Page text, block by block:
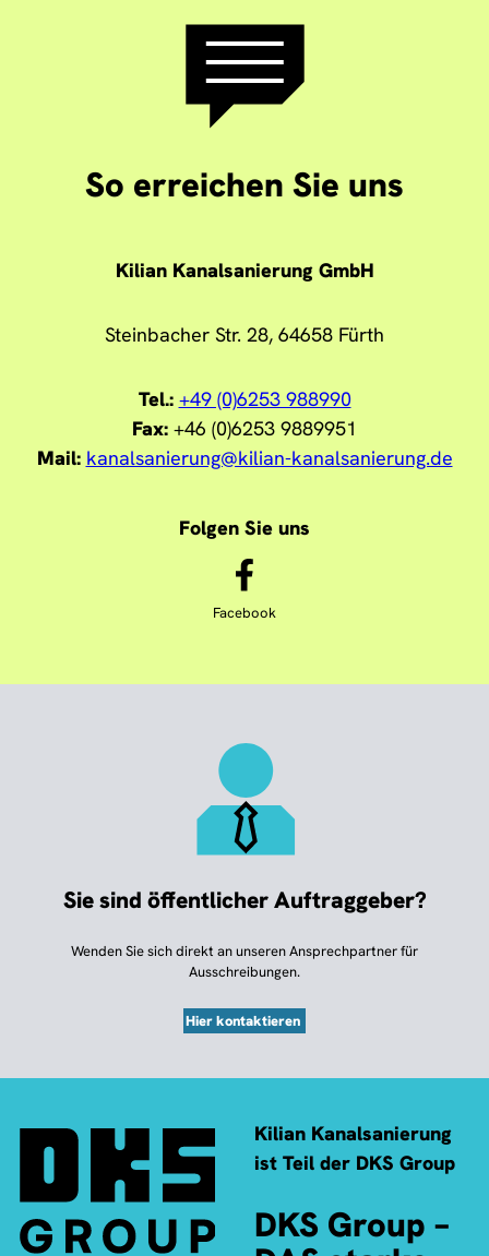
So erreichen Sie uns
Kilian Kanalsanierung GmbH
Steinbacher Str. 28, 64658 Fürth
Tel.: +49 (0)6253 988990
Fax: +46 (0)6253 9889951
Mail: kanalsanierung@kilian-kanalsanierung.de
Folgen Sie uns
Facebook
Sie sind öffentlicher Auftraggeber?
Wenden Sie sich direkt an unseren Ansprechpartner für
Ausschreibungen.
Hier kontaktieren
Kilian Kanalsanierung
ist Teil der DKS Group
DKS Group –